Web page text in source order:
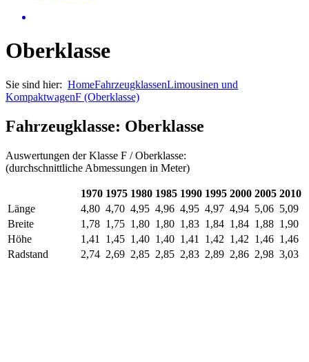
Oberklasse
Sie sind hier: HomeFahrzeugklassenLimousinen und
KompaktwagenF (Oberklasse)
Fahrzeugklasse: Oberklasse
Auswertungen der Klasse F / Oberklasse:
(durchschnittliche Abmessungen in Meter)
1970 1975 1980 1985 1990 1995 2000 2005 2010
Länge
4,80 4,70 4,95 4,96 4,95 4,97 4,94 5,06 5,09
Breite
1,78 1,75 1,80 1,80 1,83 1,84 1,84 1,88 1,90
Höhe
1,41 1,45 1,40 1,40 1,41 1,42 1,42 1,46 1,46
Radstand
2,74 2,69 2,85 2,85 2,83 2,89 2,86 2,98 3,03